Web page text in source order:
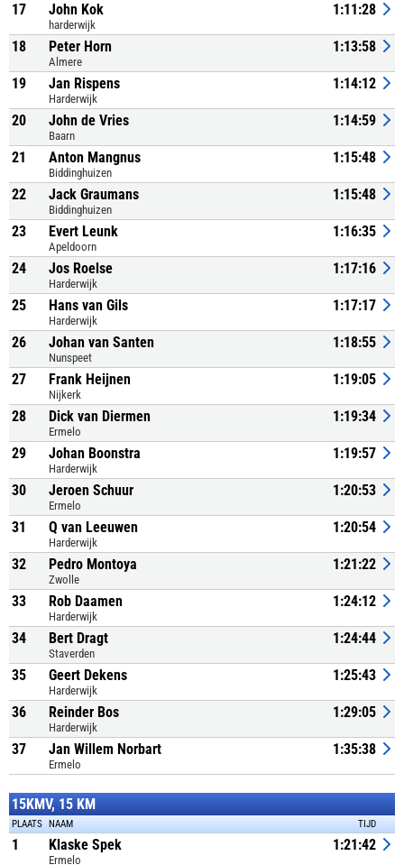
17 John Kok
harderwijk
1:11:28
18 Peter Horn
Almere
1:13:58
19 Jan Rispens
Harderwijk
1:14:12
20 John de Vries
Baarn
1:14:59
21 Anton Mangnus
Biddinghuizen
1:15:48
22 Jack Graumans
Biddinghuizen
1:15:48
23 Evert Leunk
Apeldoorn
1:16:35
24 Jos Roelse
Harderwijk
1:17:16
25 Hans van Gils
Harderwijk
1:17:17
26 Johan van Santen
Nunspeet
1:18:55
27 Frank Heijnen
Nijkerk
1:19:05
28 Dick van Diermen
Ermelo
1:19:34
29 Johan Boonstra
Harderwijk
1:19:57
30 Jeroen Schuur
Ermelo
1:20:53
31 Q van Leeuwen
Harderwijk
1:20:54
32 Pedro Montoya
Zwolle
1:21:22
33 Rob Daamen
Harderwijk
1:24:12
34 Bert Dragt
Staverden
1:24:44
35 Geert Dekens
Harderwijk
1:25:43
36 Reinder Bos
Harderwijk
1:29:05
37 Jan Willem Norbart
Ermelo
1:35:38
15KMV, 15 KM
PLAATS NAAM TIJD
1 Klaske Spek
Ermelo
1:21:42